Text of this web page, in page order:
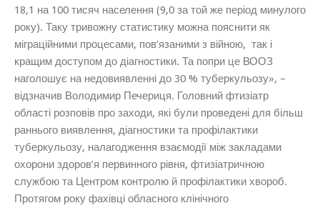
18,1 на 100 тисяч населення (9,0 за той же період минулого
року). Таку тривожну статистику можна пояснити як
міграційними процесами, пов’язаними з війною, так і
кращим доступом до діагностики. Та попри це ВООЗ
наголошує на недовиявленні до 30 % туберкульозу», –
відзначив Володимир Печериця. Головний фтизіатр
області розповів про заходи, які були проведені для більш
раннього виявлення, діагностики та профілактики
туберкульозу, налагодження взаємодії між закладами
охорони здоров’я первинного рівня, фтизіатричною
службою та Центром контролю й профілактики хвороб.
Протягом року фахівці обласного клінічного